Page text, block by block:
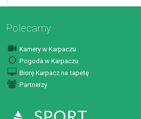
Polecamy
Kamery w Karpaczu
Pogoda w Karpaczu
Biorę Karpacz na tapetę
Partnerzy